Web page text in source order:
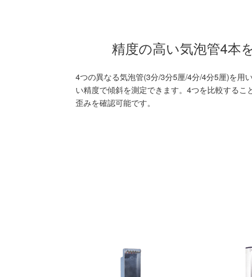
精度の高い気泡管4本
4つの異なる気泡管(3分/3分5厘/4分/4分5厘)を用
い精度で傾斜を測定できます。4つを比較するこ
歪みを確認可能です。